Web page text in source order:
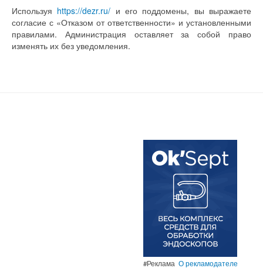
Используя https://dezr.ru/ и его поддомены, вы выражаете
согласие с «Отказом от ответственности» и установленными
правилами. Администрация оставляет за собой право
изменять их без уведомления.
#Реклама О рекламодателе